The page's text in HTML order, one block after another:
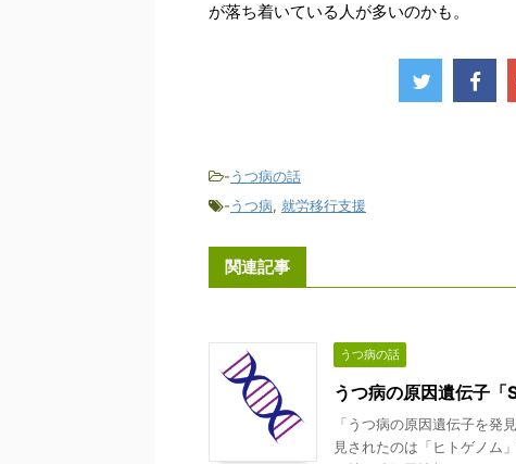
が落ち着いている人が多いのかも。
-うつ病の話
-うつ病, 就労移行支援
関連記事
うつ病の話
うつ病の原因遺伝子
「うつ病の原因遺伝子を発
見されたのは「ヒトゲノム